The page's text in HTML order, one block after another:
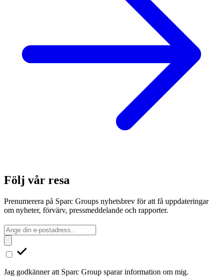
Följ vår resa
Prenumerera på Sparc Groups nyhetsbrev för att få uppdateringar
om nyheter, förvärv, pressmeddelande och rapporter.
Jag godkänner att Sparc Group sparar information om mig.